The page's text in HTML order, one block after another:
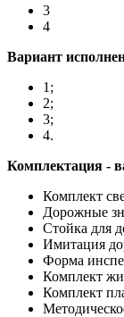
3
4
Вариант
1;
2;
3;
4.
Комплектация -
Комплект
Дорожные
Стойка для
Имитация
Форма
Комплект
Комплект